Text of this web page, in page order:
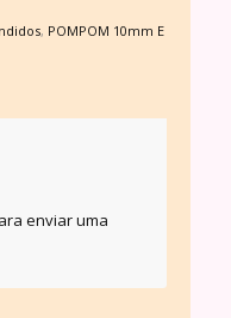
, POMPOM 10mm E
enviar uma